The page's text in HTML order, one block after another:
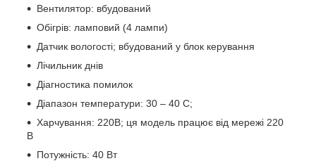
Вентилятор: вбудований
Обігрів: ламповий (4 лампи)
Датчик вологості; вбудований у блок керування
Лічильник днів
Діагностика помилок
Діапазон температури: 30 – 40 С;
Харчування: 220В; ця модель працює від мережі 220
В
Потужність: 40 Вт